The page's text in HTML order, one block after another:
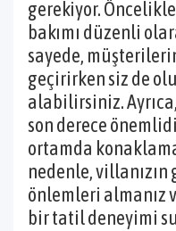
gerekiyor.
bakımı düzenli
sayede,
geçirirken siz de
alabilirsiniz.
son derece
ortamda
nedenle,
önlemleri almanız
bir tatil deneyimi